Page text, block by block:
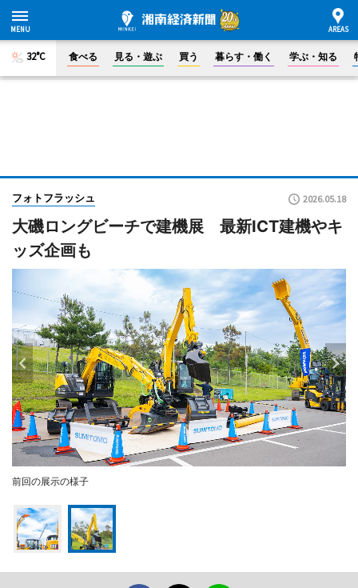
32°C 食べる 見る・遊ぶ 買う 暮らす・働く 学ぶ・知る
フォトフラッシュ 2026.05.18
大磯ロングビーチで建機展 最新ICT建機やキ
ッズ企画も
前回の展示の様子